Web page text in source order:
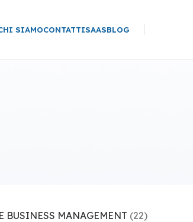
SIAMOCONTATTISAASBLOG
BUSINESS MANAGEMENT (22)